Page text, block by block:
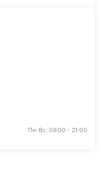
Пн-Вс: 09:00 - 21:00